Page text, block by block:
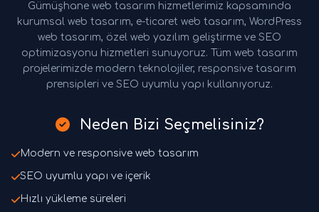
Gümüşhane web tasarım hizmetlerimiz kapsamında
kurumsal web tasarım, e-ticaret web tasarım, WordPress
web tasarım, özel web yazılım geliştirme ve SEO
optimizasyonu hizmetleri sunuyoruz. Tüm web tasarım
projelerimizde modern teknolojiler, responsive tasarım
prensipleri ve SEO uyumlu yapı kullanıyoruz.
Neden Bizi Seçmelisiniz?
Modern ve responsive web tasarım
SEO uyumlu yapı ve içerik
Hızlı yükleme süreleri